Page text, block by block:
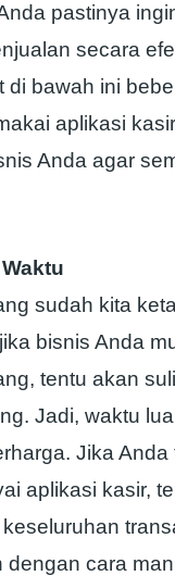
pastinya
secara
di bawah ini
aplikasi
Anda agar
sudah kita
bisnis Anda
tentu akan
Jadi, waktu
Jika Anda
aplikasi kasir,
dengan cara